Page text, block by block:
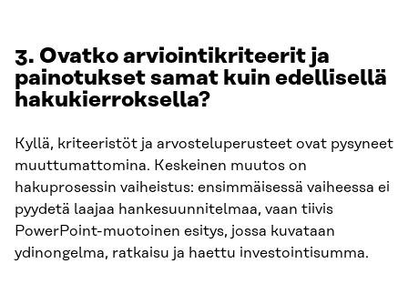
3. Ovatko arviointikriteerit ja
painotukset samat kuin edellisellä
hakukierroksella?
Kyllä, kriteeristöt ja arvosteluperusteet ovat pysyneet
muuttumattomina. Keskeinen muutos on
hakuprosessin vaiheistus: ensimmäisessä vaiheessa ei
pyydetä laajaa hankesuunnitelmaa, vaan tiivis
PowerPoint-muotoinen esitys, jossa kuvataan
ydinongelma, ratkaisu ja haettu investointisumma.